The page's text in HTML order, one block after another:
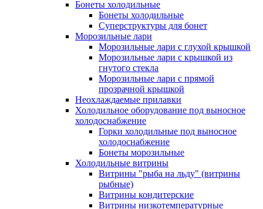
Бонеты холодильные
Бонеты холодильные
Суперструктуры для бонет
Морозильные лари
Морозильные лари с глухой крышкой
Морозильные лари с крышкой из
гнутого стекла
Морозильные лари с прямой
прозрачной крышкой
Неохлаждаемые прилавки
Холодильное оборудование под выносное
холодоснабжение
Горки холодильные под выносное
холодоснабжение
Бонеты морозильные
Холодильные витрины
Витрины "рыба на льду" (витрины
рыбные)
Витрины кондитерские
Витрины низкотемпературные